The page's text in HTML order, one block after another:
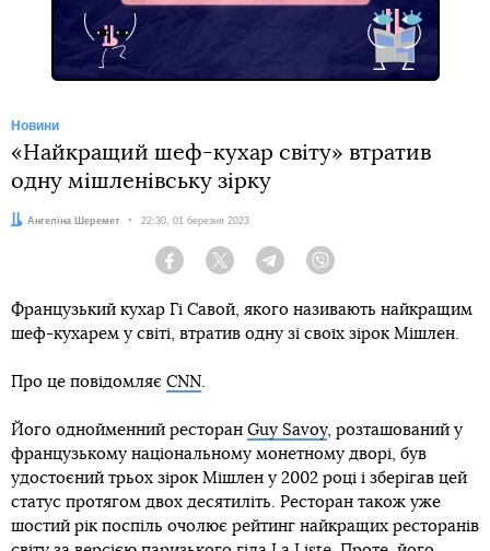
Новини
«Найкращий шеф-кухар світу» втратив
одну мішленівську зірку
Автор:
Ангеліна Шеремет Дата:
22:30, 01 березня 2023
Facebook Twitter Telegram
Французький кухар Гі Савой, якого називають найкращим
шеф-кухарем у світі, втратив одну зі своїх зірок Мішлен.
Про це повідомляє CNN
Його однойменний ресторан Guy Savoy, розташований у
французькому національному монетному дворі, був
удостоєний трьох зірок Мішлен у 2002 році і зберігав цей
статус протягом двох десятиліть. Ресторан також уже
шостий рік поспіль очолює рейтинг найкращих ресторанів